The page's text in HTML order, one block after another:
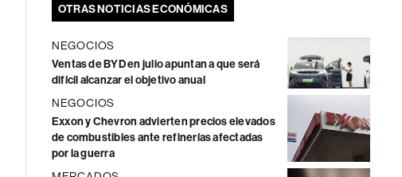
OTRAS NOTICIAS ECONÓMICAS
NEGOCIOS
Ventas de BYD en julio apuntan a que será
difícil alcanzar el objetivo anual
NEGOCIOS
Exxon y Chevron advierten precios elevados
de combustibles ante refinerías afectadas
por la guerra